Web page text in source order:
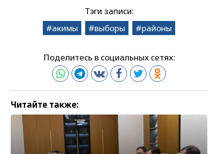
Тэги записи:
акимы
выборы районы
Поделитесь в социальных сетях:
Читайте также: